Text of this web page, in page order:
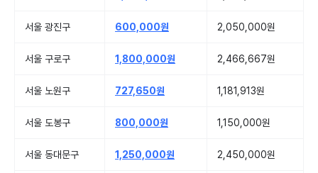
서울 광진구 600,000원 2,050,000원
서울 구로구 1,800,000원 2,466,667원
서울 노원구 727,650원 1,181,913원
서울 도봉구 800,000원 1,150,000원
서울 동대문구 1,250,000원 2,450,000원